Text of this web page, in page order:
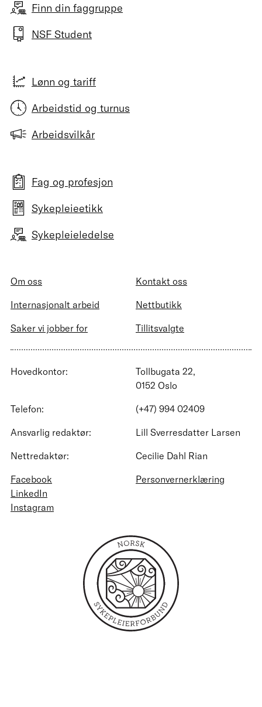
Finn din faggruppe
NSF Student
Lønn og tariff
Arbeidstid og turnus
Arbeidsvilkår
Fag og profesjon
Sykepleieetikk
Sykepleieledelse
Om oss
Kontakt oss
Internasjonalt arbeid
Nettbutikk
Saker vi jobber for
Tillitsvalgte
Hovedkontor:
Tollbugata 22,
0152 Oslo
Telefon:
(+47) 994 02409
Ansvarlig redaktør:
Lill Sverresdatter Larsen
Nettredaktør:
Cecilie Dahl Rian
Facebook
LinkedIn
Instagram
Personvernerklæring